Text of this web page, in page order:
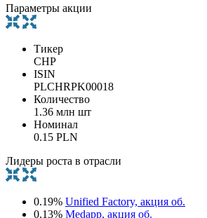
Параметры акции
Тикер
CHP
ISIN
PLCHRPK00018
Количество
1.36 млн шт
Номинал
0.15 PLN
Лидеры роста в отрасли
0.19% Unified Factory, акция об.
0.13% Medapp, акция об.